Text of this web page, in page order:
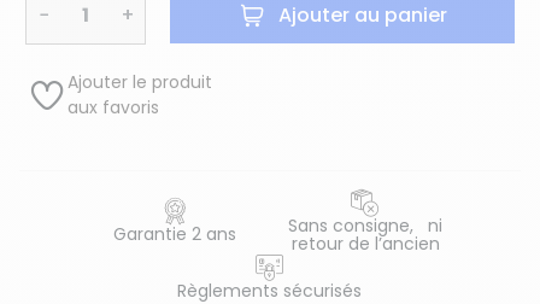
− + Ajouter au panier
Ajouter le produit
aux favoris
Garantie 2 ans Sans consigne, ni
retour de l’ancien
Règlements sécurisés